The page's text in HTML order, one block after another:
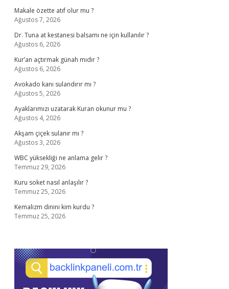
Makale özette atıf olur mu ?
Ağustos 7, 2026
Dr. Tuna at kestanesi balsamı ne için kullanılır ?
Ağustos 6, 2026
Kur’an açtırmak günah mıdır ?
Ağustos 6, 2026
Avokado kanı sulandırır mı ?
Ağustos 5, 2026
Ayaklarımızı uzatarak Kuran okunur mu ?
Ağustos 4, 2026
Akşam çiçek sulanır mı ?
Ağustos 3, 2026
WBC yüksekliği ne anlama gelir ?
Temmuz 29, 2026
Kuru soket nasıl anlaşılır ?
Temmuz 25, 2026
Kemalizm dinini kim kurdu ?
Temmuz 25, 2026